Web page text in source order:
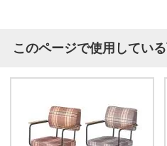
このページで使用してい